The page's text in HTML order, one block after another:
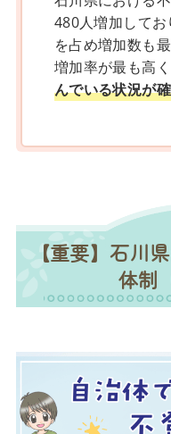
480人増加して
を占め増加数も
増加率が最も高
んでいる状況が
【重要】石川
体制